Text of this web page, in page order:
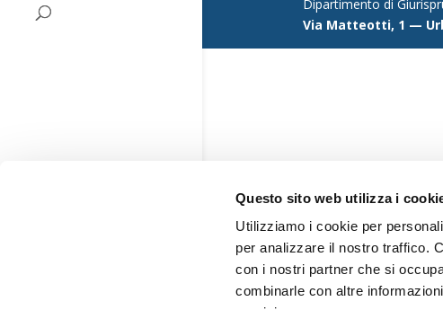
Questo sito web utilizza i
Utilizziamo i cookie per
per analizzare il nostro traffico.
con i nostri partner che si
combinarle con altre
Dipartimento di
Via Matteotti, 1 —